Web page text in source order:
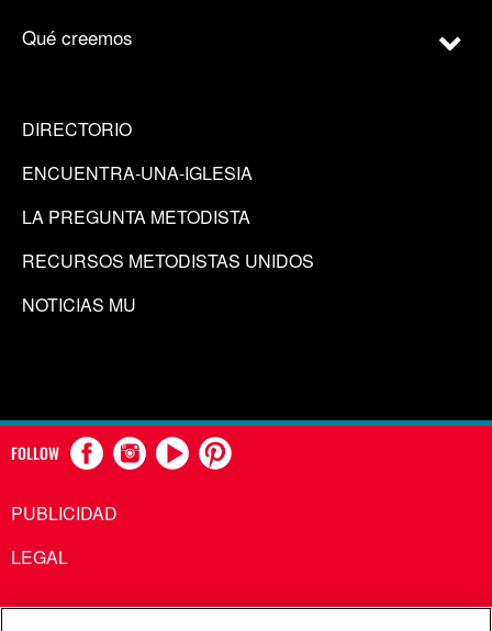
Qué creemos
DIRECTORIO
ENCUENTRA-UNA-IGLESIA
LA PREGUNTA METODISTA
RECURSOS METODISTAS UNIDOS
NOTICIAS MU
FOLLOW
PUBLICIDAD
LEGAL